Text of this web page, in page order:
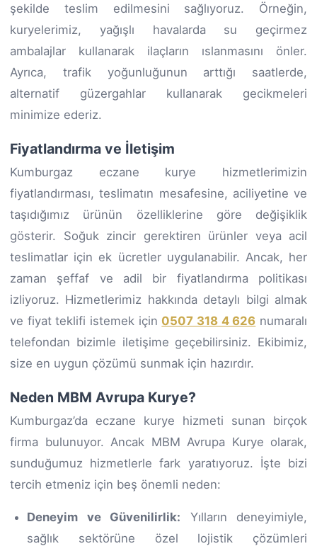
şekilde teslim edilmesini sağlıyoruz. Örneğin,
kuryelerimiz, yağışlı havalarda su geçirmez
ambalajlar kullanarak ilaçların ıslanmasını önler.
Ayrıca, trafik yoğunluğunun arttığı saatlerde,
alternatif güzergahlar kullanarak gecikmeleri
minimize ederiz.
Fiyatlandırma ve İletişim
Kumburgaz eczane kurye hizmetlerimizin
fiyatlandırması, teslimatın mesafesine, aciliyetine ve
taşıdığımız ürünün özelliklerine göre değişiklik
gösterir. Soğuk zincir gerektiren ürünler veya acil
teslimatlar için ek ücretler uygulanabilir. Ancak, her
zaman şeffaf ve adil bir fiyatlandırma politikası
izliyoruz. Hizmetlerimiz hakkında detaylı bilgi almak
ve fiyat teklifi istemek için 0507 318 4 626 numaralı
telefondan bizimle iletişime geçebilirsiniz. Ekibimiz,
size en uygun çözümü sunmak için hazırdır.
Neden MBM Avrupa Kurye?
Kumburgaz’da eczane kurye hizmeti sunan birçok
firma bulunuyor. Ancak MBM Avrupa Kurye olarak,
sunduğumuz hizmetlerle fark yaratıyoruz. İşte bizi
tercih etmeniz için beş önemli neden:
Deneyim ve Güvenilirlik: Yılların deneyimiyle,
sağlık sektörüne özel lojistik çözümleri